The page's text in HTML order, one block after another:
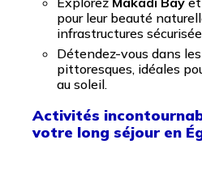
pour leur beauté
infrastructures
Détendez-vous dans
pittoresques, idéales
au soleil.
Activités
votre long séjour en